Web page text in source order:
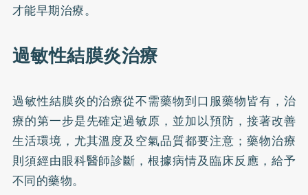
才能早期治療。
過敏性結膜炎治療
過敏性結膜炎的治療從不需藥物到口服藥物皆有，治
療的第一步是先確定過敏原，並加以預防，接著改善
生活環境，尤其溫度及空氣品質都要注意；藥物治療
則須經由眼科醫師診斷，根據病情及臨床反應，給予
不同的藥物。